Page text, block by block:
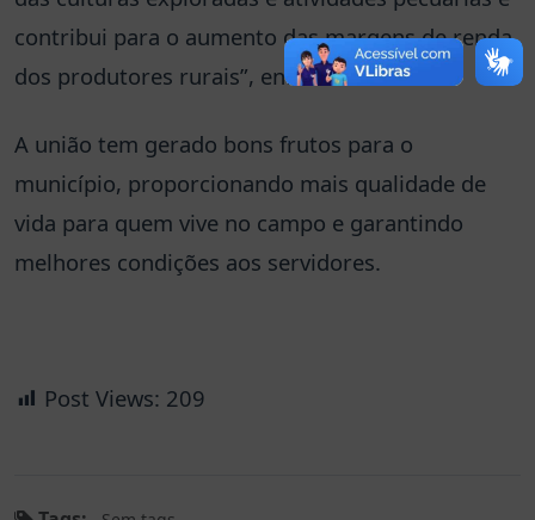
contribui para o aumento das margens de renda
dos produtores rurais”, enfatizou Gildo.
A união tem gerado bons frutos para o
município, proporcionando mais qualidade de
vida para quem vive no campo e garantindo
melhores condições aos servidores.
Post Views: 209